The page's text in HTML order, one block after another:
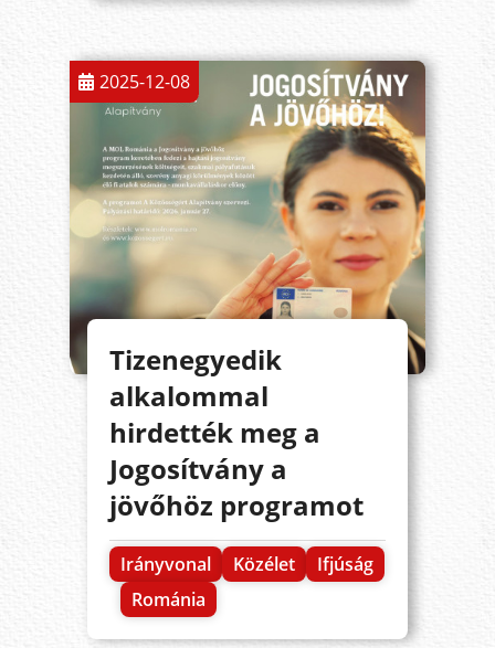
2025-12-08
Tizenegyedik
alkalommal
hirdették meg a
Jogosítvány a
jövőhöz programot
Irányvonal Közélet
Ifjúság
Románia